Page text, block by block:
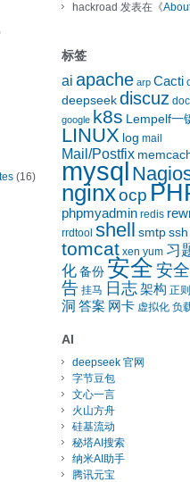
(16)
hackroad 发表在《
标签
ai apache arp Cacti
deepseek discuz
google k8s Lempelf一
LINUX log mail
Mail/Postfix
mysql
nginxocp
phpmyadmin redis
rrdtool shell smtp ssh
tomcat xen yum 习
化 备份 安全安
告 挂马 日志架构 正则
洞 答案 网卡 虚拟化 负
AI
deepseek 官网
字节豆包
文心一言
火山方舟
硅基流动
秘塔AI搜索
纳米AI助手
腾讯元宝